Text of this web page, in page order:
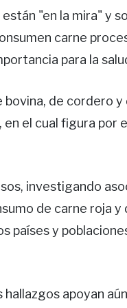
"en la mira" y
carne
para la
bovina, de cordero
el cual figura por
investigando
de carne roja y
países y
apoyan